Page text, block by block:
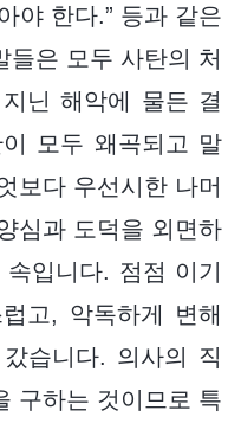
야 한다.” 등과 같은
들은 모두 사탄의 처
닌 해악에 물든 결
모두 왜곡되고 말
보다 우선시한 나머
심과 도덕을 외면하
입니다. 점점 이기
고, 악독하게 변해
습니다. 의사의 직
구하는 것이므로 특